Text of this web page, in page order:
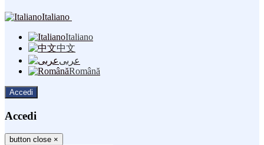
Italiano
Italiano
中文
عربى
Română
Accedi
Accedi
button close ×